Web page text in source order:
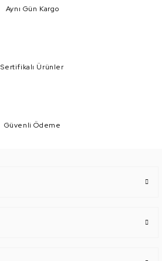
Aynı Gün Kargo
Sertifikalı Ürünler
Güvenli Ödeme